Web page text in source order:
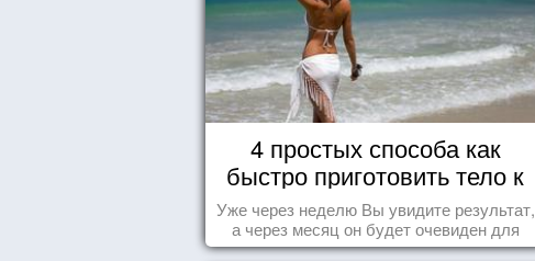
4 простых способа как
быстро приготовить тело к
морю
Уже через неделю Вы увидите результат,
а через месяц он будет очевиден для
всех!